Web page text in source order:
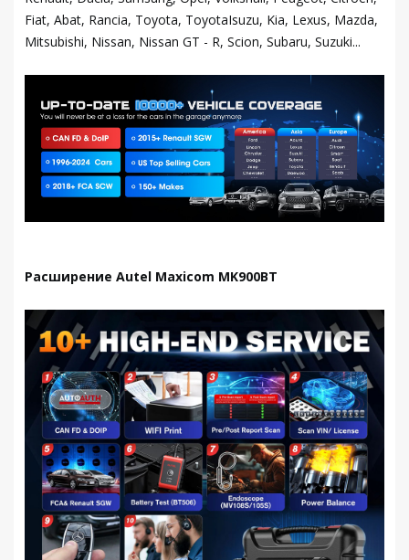
Fiat, Abat, Rancia, Toyota, ToyotaIsuzu, Kia, Lexus, Mazda,
Mitsubishi, Nissan, Nissan GT - R, Scion, Subaru, Suzuki...
Расширение Autel Maxicom MK900BT